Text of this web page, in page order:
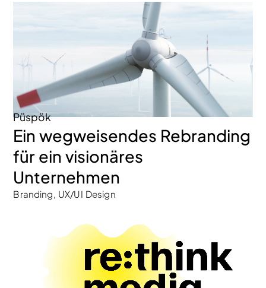
Püspök
Ein wegweisendes Rebranding
für ein visionäres
Unternehmen
Branding, UX/UI Design